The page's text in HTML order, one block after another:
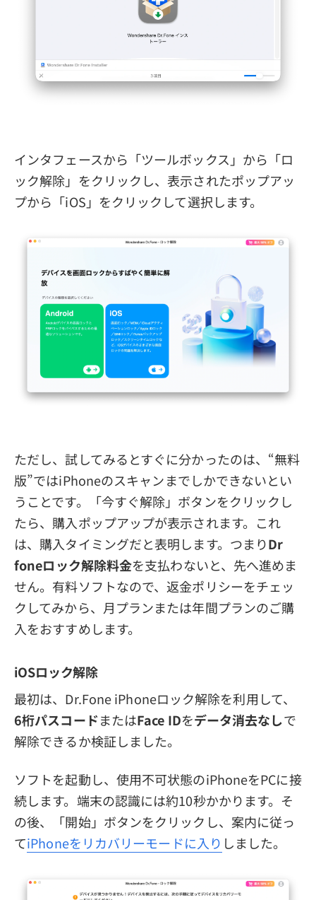
インタフェースから「ツールボックス」から「ロ
ック解除」をクリックし、表示されたポップアッ
プから「iOS」をクリックして選択します。
ただし、試してみるとすぐに分かったのは、“無料
版”ではiPhoneのスキャンまでしかできないとい
うことです。「今すぐ解除」ボタンをクリックし
たら、購入ポップアップが表示されます。これ
は、購入タイミングだと表明します。つまりDr
foneロック解除料金を支払わないと、先へ進めま
せん。有料ソフトなので、返金ポリシーをチェッ
クしてみから、月プランまたは年間プランのご購
入をおすすめします。
iOSロック解除
最初は、Dr.Fone iPhoneロック解除を利用して、
6桁パスコードまたはFace IDをデータ消去なしで
解除できるか検証しました。
ソフトを起動し、使用不可状態のiPhoneをPCに接
続します。端末の認識には約10秒かかります。そ
の後、「開始」ボタンをクリックし、案内に従っ
てiPhoneをリカバリーモードに入り しました。